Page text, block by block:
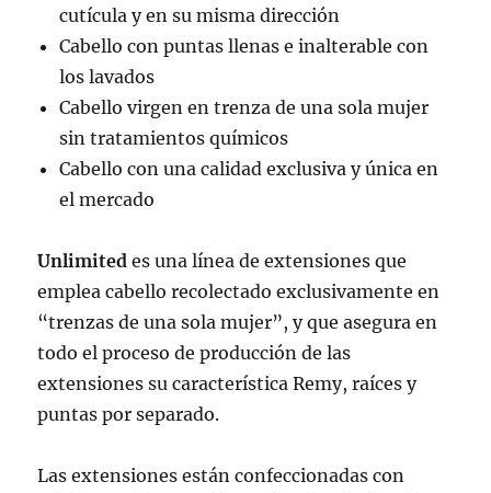
cutícula y en su misma dirección
Cabello con puntas llenas e inalterable con
los lavados
Cabello virgen en trenza de una sola mujer
sin tratamientos químicos
Cabello con una calidad exclusiva y única en
el mercado
Unlimited es una línea de extensiones que
emplea cabello recolectado exclusivamente en
“trenzas de una sola mujer”, y que asegura en
todo el proceso de producción de las
extensiones su característica Remy, raíces y
puntas por separado.
Las extensiones están confeccionadas con